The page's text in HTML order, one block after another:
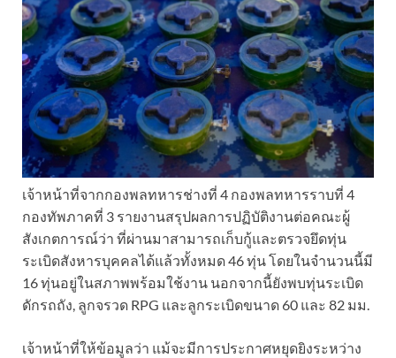
เจ้าหน้าที่จากกองพลทหารช่างที่ 4 กองพลทหารราบที่ 4
กองทัพภาคที่ 3 รายงานสรุปผลการปฏิบัติงานต่อคณะผู้
สังเกตการณ์ว่า ที่ผ่านมาสามารถเก็บกู้และตรวจยึดทุ่น
ระเบิดสังหารบุคคลได้แล้วทั้งหมด 46 ทุ่น โดยในจำนวนนี้มี
16 ทุ่นอยู่ในสภาพพร้อมใช้งาน นอกจากนี้ยังพบทุ่นระเบิด
ดักรถถัง, ลูกจรวด RPG และลูกระเบิดขนาด 60 และ 82 มม.
เจ้าหน้าที่ให้ข้อมูลว่า แม้จะมีการประกาศหยุดยิงระหว่าง